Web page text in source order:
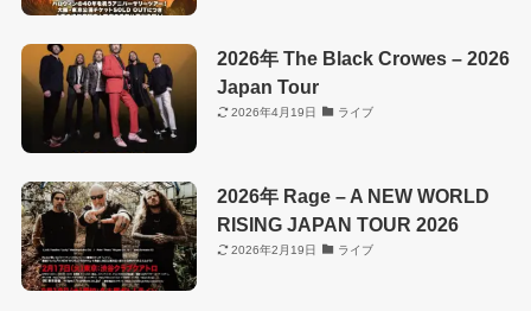
2026年 The Black Crowes – 2026
Japan Tour
2026年4月19日 ライブ
2026年 Rage – A NEW WORLD
RISING JAPAN TOUR 2026
2026年2月19日 ライブ